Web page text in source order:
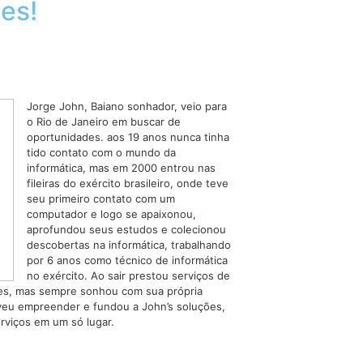
Jorge John, Baiano sonhador, veio para
o Rio de Janeiro em buscar de
oportunidades. aos 19 anos nunca tinha
tido contato com o mundo da
informática, mas em 2000 entrou nas
fileiras do exército brasileiro, onde teve
seu primeiro contato com um
computador e logo se apaixonou,
aprofundou seus estudos e colecionou
descobertas na informática, trabalhando
por 6 anos como técnico de informática
no exército. Ao sair prestou serviços de
mas sempre sonhou com sua própria
empreender e fundou a John’s soluções,
em um só lugar.